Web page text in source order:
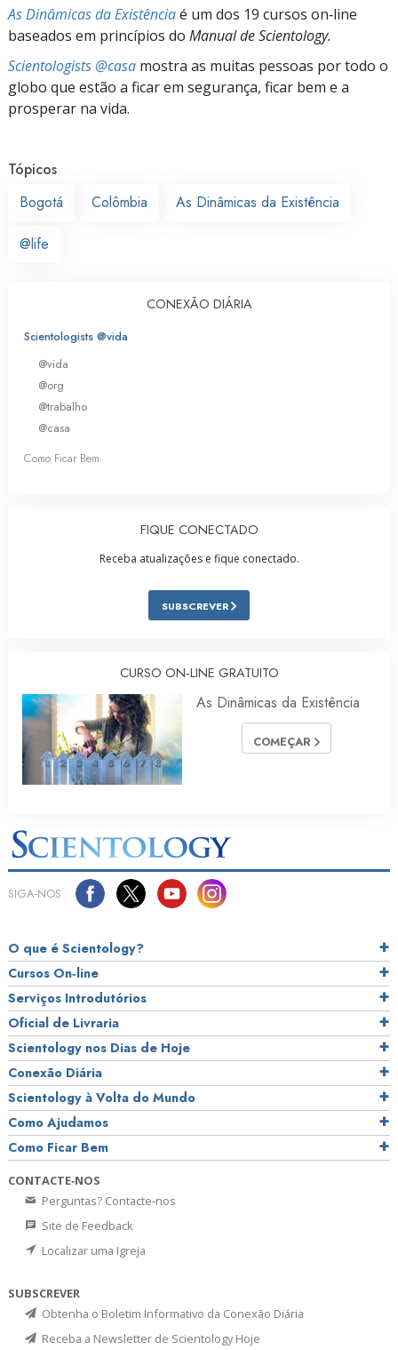
As Dinâmicas da Existênciaé um dos 19 cursos on‑line
baseados em princípios do Manual de Scientology.
Scientologists @casa mostra as muitas pessoas por todo o
globo que estão a ficar em segurança, ficar bem e a
prosperar na vida.
Tópicos
Bogotá
Colômbia As Dinâmicas da Existência
@life
CONEXÃO DIÁRIA
Scientologists @vida
@vida
@org
@trabalho
@casa
Como Ficar Bem
FIQUE CONECTADO
Receba atualizações e fique conectado.
SUBSCREVER
CURSO ON‑LINE GRATUITO
As Dinâmicas da Existência
COMEÇAR
SIGA‑NOS
O que é Scientology?
Cursos On‑line
Serviços Introdutórios
Oficial de Livraria
Scientology nos Dias de Hoje
Conexão Diária
Scientology à Volta do Mundo
Como Ajudamos
Como Ficar Bem
CONTACTE‑NOS
Perguntas? Contacte‑nos
Site de Feedback
Localizar uma Igreja
SUBSCREVER
Obtenha o Boletim Informativo da Conexão Diária
Receba a Newsletter de Scientology Hoje